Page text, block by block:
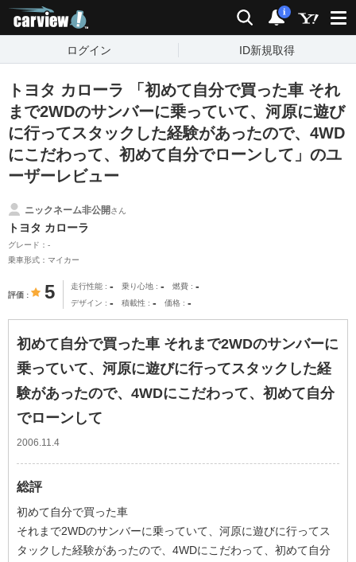
検索 通知
i
ログイン ID新規取得
トヨタ カローラ 「初めて自分で買った車 それ
まで2WDのサンバーに乗っていて、河原に遊び
に行ってスタックした経験があったので、4WD
にこだわって、初めて自分でローンして」のユ
ーザーレビュー
ニックネーム非公開さん
トヨタ カローラ
グレード：-
乗車形式：マイカー
評価 5 走行性能 - 乗り心地 - 燃費 -
デザイン - 積載性 - 価格 -
初めて自分で買った車 それまで2WDのサンバーに
乗っていて、河原に遊びに行ってスタックした経
験があったので、4WDにこだわって、初めて自分
でローンして
2006.11.4
総評
初めて自分で買った車
それまで2WDのサンバーに乗っていて、河原に遊びに行ってス
タックした経験があったので、4WDにこだわって、初めて自分